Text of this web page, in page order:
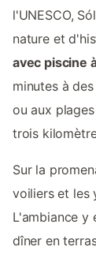
l'UNESCO,
nature et
avec piscine
minutes à
ou aux
trois
Sur la
voiliers et les
L'ambiance y
dîner en